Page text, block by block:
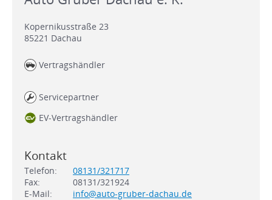
Kopernikusstraße 23
85221 Dachau
Vertragshändler
Servicepartner
EV-Vertragshändler
Kontakt
Telefon:
08131/321717
Fax:
08131/321924
E-Mail:
info@auto-gruber-dachau.de